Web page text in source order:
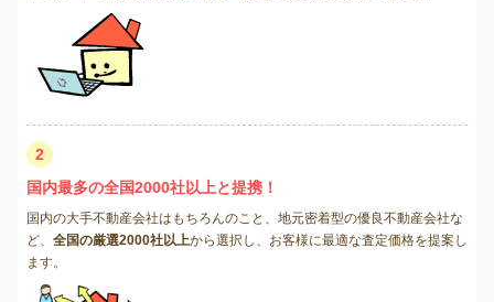
2
国内最多の全国2000社以上と提携！
国内の大手不動産会社はもちろんのこと、地元密着型の優良不動産会社な
ど、 全国の厳選2000社以上から選択し、お客様に最適な査定価格を提案し
ます。